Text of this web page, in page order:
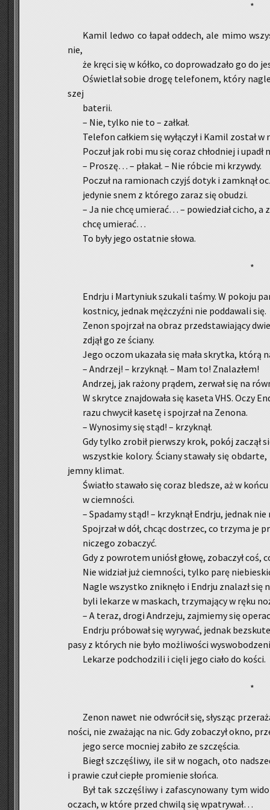
*
Kamil ledwo co łapał od­dech, ale mimo
nie,
że kręci się w kółko, co do­pro­wa­dza­ło go do
Oświe­tlał sobie drogę te­le­fo­nem, który
szej
ba­te­rii.
– Nie, tylko nie to – za­łkał.
Te­le­fon cał­kiem się wy­łą­czył i Kamil zo­stał
Po­czuł jak robi mu się coraz chłod­niej i upadł
– Pro­szę… – pła­kał. – Nie rób­cie mi krzyw­dy.
Po­czuł na ra­mio­nach czyjś dotyk i za­mknął
je­dy­nie snem z któ­re­go zaraz się obu­dzi.
– Ja nie chcę umie­rać… – po­wie­dział cicho, a
chcę umie­rać…
To były jego ostat­nie słowa.
*
En­dr­ju i Mar­ty­niuk szu­ka­li taśmy. W po­ko­ju
kost­ni­cy, jed­nak męż­czyź­ni nie pod­da­wa­li się.
Zenon spoj­rzał na obraz przed­sta­wia­ją­cy
zdjął go ze ścia­ny.
Jego oczom uka­za­ła się mała skryt­ka, którą
– An­drzej! – krzyk­nął. – Mam to! Zna­la­złem!
An­drzej, jak ra­żo­ny prą­dem, ze­rwał się na
W skryt­ce znaj­do­wa­ła się ka­se­ta VHS. Oczy
razu chwy­cił ka­se­tę i spoj­rzał na Ze­no­na.
– Wy­no­si­my się stąd! – krzyk­nął.
Gdy tylko zro­bił pierw­szy krok, pokój za­czął
wszyst­kie ko­lo­ry. Ścia­ny sta­wa­ły się
jem­ny kli­mat.
Świa­tło sta­wa­ło się coraz bled­sze, aż w
w ciem­no­ści.
– Spa­da­my stąd! – krzyk­nął En­dr­ju, jed­nak
Spoj­rzał w dół, chcąc do­strzec, co trzy­ma je
ni­cze­go zo­ba­czyć.
Gdy z po­wro­tem uniósł głowę, zo­ba­czył coś,
Nie wi­dział już ciem­no­ści, tylko parę
Nagle wszyst­ko znik­nę­ło i En­dr­ju zna­lazł się
byli le­ka­rze w ma­skach, trzy­ma­ją­cy w ręku
– A teraz, drogi An­drze­ju, zaj­mie­my się
En­dr­ju pró­bo­wał się wy­ry­wać, jed­nak
pasy z któ­rych nie było moż­li­wo­ści
Le­ka­rze pod­cho­dzi­li i cięli jego ciało do kości.
*
Zenon nawet nie od­wró­cił się, sły­sząc
no­ści, nie zwa­ża­jąc na nic. Gdy zo­ba­czył okno,
jego serce moc­niej za­bi­ło ze szczę­ścia.
Biegł szczę­śli­wy, ile sił w no­gach, oto
i pra­wie czuł cie­płe pro­mie­nie słoń­ca.
Był tak szczę­śli­wy i za­fa­scy­no­wa­ny tym
oczach, w które przed chwi­lą się wpa­try­wał…